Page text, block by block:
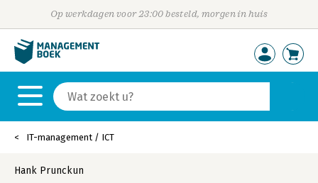
Op werkdagen voor 23:00 besteld, morgen in huis
IT-management / ICT
Hank Prunckun